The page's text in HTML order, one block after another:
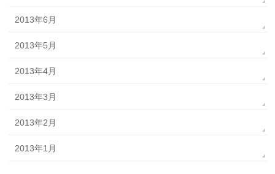
2013年6月
2013年5月
2013年4月
2013年3月
2013年2月
2013年1月